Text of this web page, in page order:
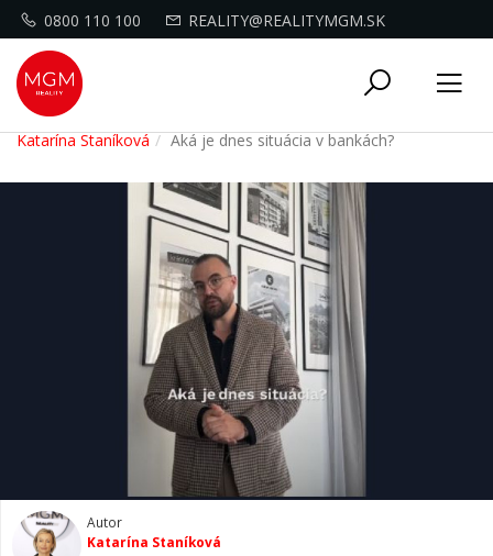
0800 110 100 REALITY@REALITYMGM.SK
Toggle
Katarína Staníková Aká je dnes situácia v bankách?
Autor
Katarína Staníková